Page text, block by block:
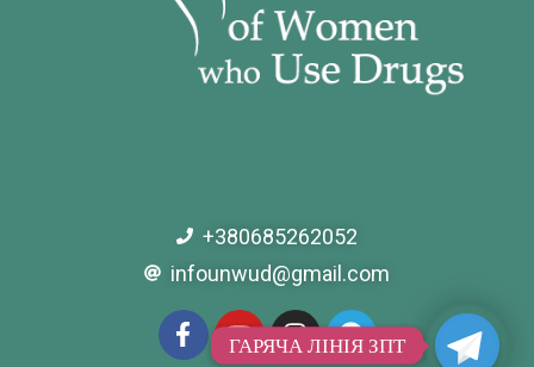
+380685262052
infounwud@gmail.com
ГАРЯЧА ЛІНІЯ ЗПТ
ГАРЯЧА ЛІНІЯ ЗПТ